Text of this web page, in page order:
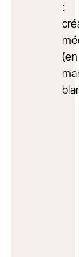
:
(en